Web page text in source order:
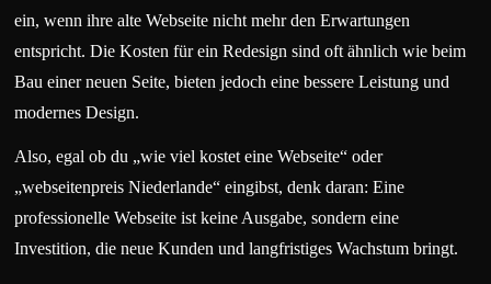
ein, wenn ihre alte Webseite nicht mehr den Erwartungen
entspricht. Die Kosten für ein Redesign sind oft ähnlich wie beim
Bau einer neuen Seite, bieten jedoch eine bessere Leistung und
modernes Design.
Also, egal ob du „wie viel kostet eine Webseite“ oder
„webseitenpreis Niederlande“ eingibst, denk daran: Eine
professionelle Webseite ist keine Ausgabe, sondern eine
Investition, die neue Kunden und langfristiges Wachstum bringt.